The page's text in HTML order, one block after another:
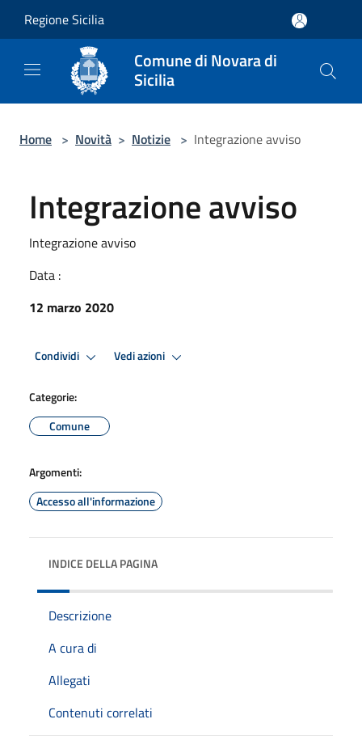
Regione Sicilia
Comune di Novara di
Sicilia
Home > Novità > Notizie > Integrazione avviso
Integrazione avviso
Integrazione avviso
Data :
12 marzo 2020
Condividi Vedi azioni
Categorie:
Comune
Argomenti:
Accesso all'informazione
INDICE DELLA PAGINA
Descrizione
A cura di
Allegati
Contenuti correlati